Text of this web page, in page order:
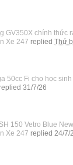
GV350X chính thức
Xe 247 replied Thứ
50cc Fi cho học
31/7/26
150 Vetro Blue
Xe 247 replied 24/7/